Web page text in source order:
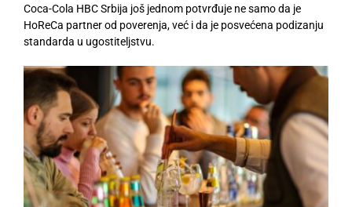
Coca-Cola HBC Srbija još jednom potvrđuje ne samo da je
HoReCa partner od poverenja, već i da je posvećena podizanju
standarda u ugostiteljstvu.